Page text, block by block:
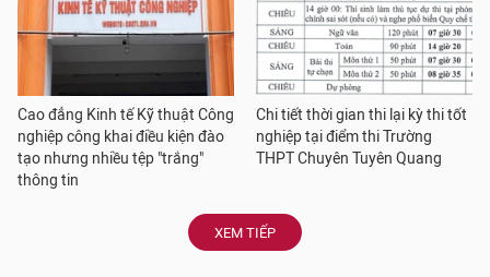
Cao đẳng Kinh tế Kỹ thuật Công
nghiệp công khai điều kiện đào
tạo nhưng nhiều tệp "trắng"
thông tin
Chi tiết thời gian thi lại kỳ thi tốt
nghiệp tại điểm thi Trường
THPT Chuyên Tuyên Quang
XEM TIẾP